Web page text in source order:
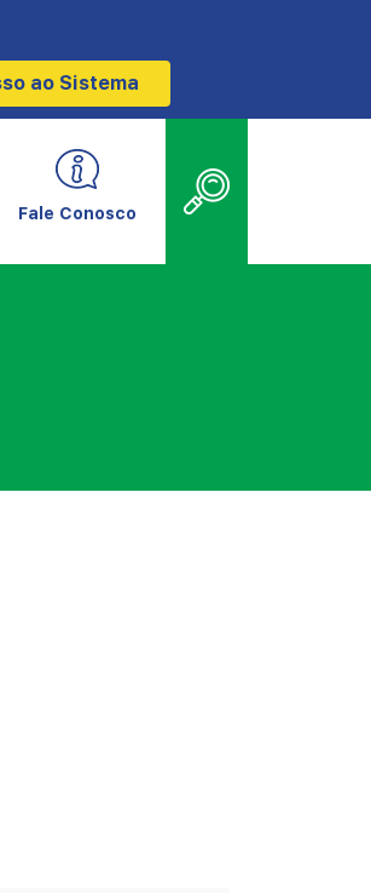
ao Sistema
Fale Conosco